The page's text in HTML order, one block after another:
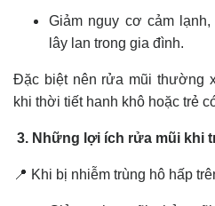
Giảm nguy cơ cảm
lây lan trong gia đình.
Đặc biệt nên rửa mũi thường
khi thời tiết hanh khô hoặc trẻ
3. Những lợi ích rửa mũi khi
📍 Khi bị nhiễm trùng hô hấp